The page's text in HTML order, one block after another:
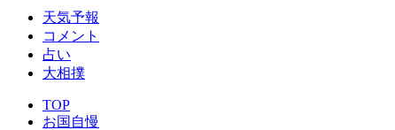
天気予報
コメント
占い
大相撲
TOP
お国自慢